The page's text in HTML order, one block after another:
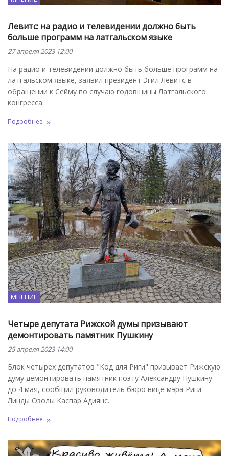
Левитс: на радио и телевидении должно быть
больше программ на латгальском языке
27 апреля 2023 12:00
На радио и телевидении должно быть больше программ на
латгальском языке, заявил президент Эгил Левитс в
обращении к Сейму по случаю годовщины Латгальского
конгресса.
Подробнее
МНЕНИЕ
Четыре депутата Рижской думы призывают
демонтировать памятник Пушкину
25 апреля 2023 14:00
Блок четырех депутатов "Код для Риги" призывает Рижскую
думу демонтировать памятник поэту Александру Пушкину
до 4 мая, сообщил руководитель бюро вице-мэра Риги
Линды Озолы Каспар Адиянс.
Подробнее